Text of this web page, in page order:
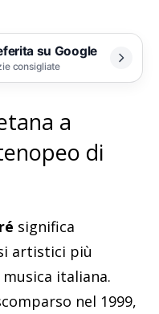
su Google
consigliate
a
di
significa
artistici più
italiana.
nel 1999,